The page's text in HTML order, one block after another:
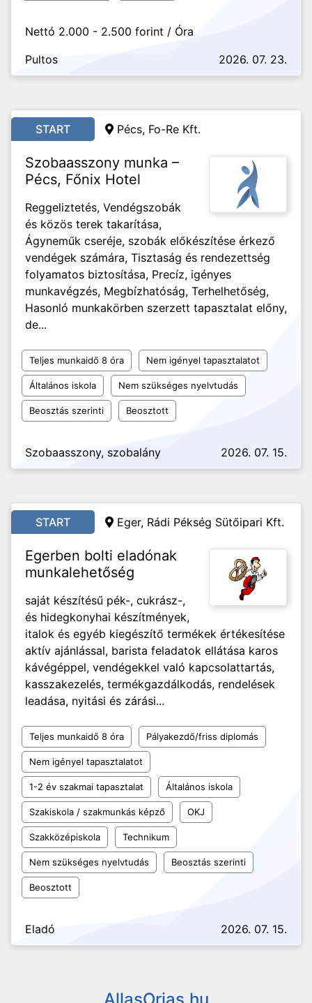
Nettó 2.000 - 2.500 forint / Óra
Pultos
2026. 07. 23.
START Pécs, Fo-Re Kft.
Szobaasszony munka –
Pécs, Főnix Hotel
Reggeliztetés, Vendégszobák
és közös terek takarítása,
Ágyneműk cseréje, szobák előkészítése érkező
vendégek számára, Tisztaság és rendezettség
folyamatos biztosítása, Precíz, igényes
munkavégzés, Megbízhatóság, Terhelhetőség,
Hasonló munkakörben szerzett tapasztalat előny,
de...
Teljes munkaidő 8 óra Nem igényel tapasztalatot
Általános iskola Nem szükséges nyelvtudás
Beosztás szerinti Beosztott
Szobaasszony, szobalány 2026. 07. 15.
START Eger, Rádi Pékség Sütőipari Kft.
Egerben bolti eladónak
munkalehetőség
saját készítésű pék-, cukrász-,
és hidegkonyhai készítmények,
italok és egyéb kiegészítő termékek értékesítése
aktív ajánlással, barista feladatok ellátása karos
kávégéppel, vendégekkel való kapcsolattartás,
kasszakezelés, termékgazdálkodás, rendelések
leadása, nyitási és zárási...
Teljes munkaidő 8 óra Pályakezdő/friss diplomás
Nem igényel tapasztalatot
1-2 év szakmai tapasztalat Általános iskola
Szakiskola / szakmunkás képző OKJ
Szakközépiskola Technikum
Nem szükséges nyelvtudás Beosztás szerinti
Beosztott
Eladó 2026. 07. 15.